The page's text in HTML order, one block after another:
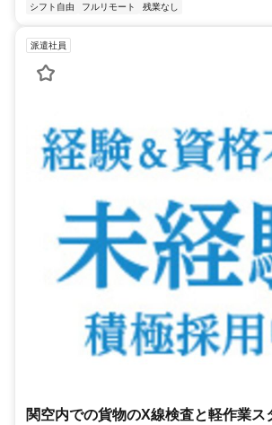
シフト自由 フルリモート 残業なし
派遣社員
関空内での貨物のX線検査と軽作業ス